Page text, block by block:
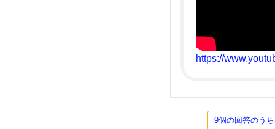
ガ
や
ピ
https://
9個の回答のう